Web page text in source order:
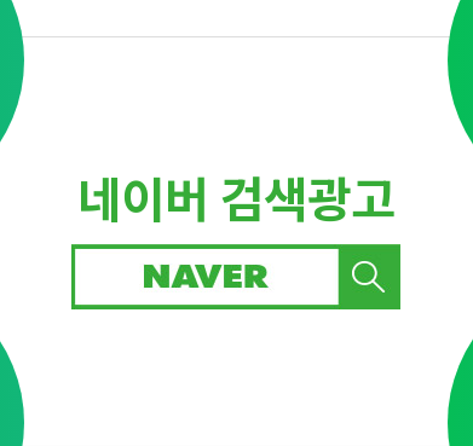
네이버 검색광고